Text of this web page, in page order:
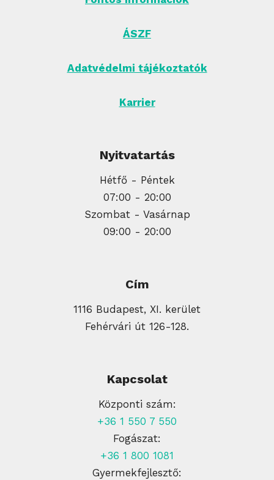
ÁSZF
Adatvédelmi tájékoztatók
Karrier
Nyitvatartás
Hétfő - Péntek
07:00 - 20:00
Szombat - Vasárnap
09:00 - 20:00
Cím
1116 Budapest, XI. kerület
Fehérvári út 126-128.
Kapcsolat
Központi szám:
+36 1 550 7 550
Fogászat:
+36 1 800 1081
Gyermekfejlesztő: